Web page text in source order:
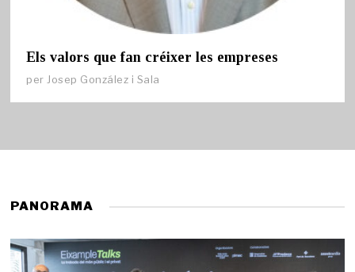
Els valors que fan créixer les empreses
perJosep González i Sala
PANORAMA